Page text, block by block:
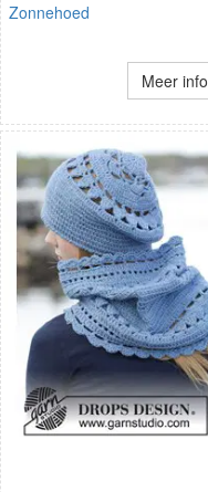
Zonnehoed
Meer info